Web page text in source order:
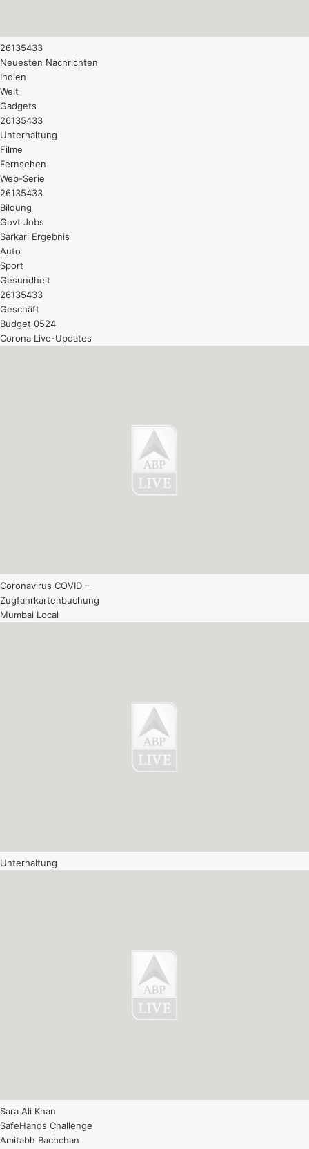
26135433
Neuesten Nachrichten
Indien
Welt
Gadgets
26135433
Unterhaltung
Filme
Fernsehen
Web-Serie
26135433
Bildung
Govt Jobs
Sarkari Ergebnis
Auto
Sport
Gesundheit
26135433
Geschäft
Budget 0524
Corona Live-Updates
Coronavirus COVID –
Zugfahrkartenbuchung
Mumbai Local
Unterhaltung
Sara Ali Khan
SafeHands Challenge
Amitabh Bachchan